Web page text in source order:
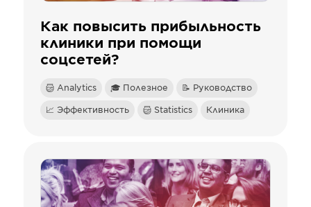
Как повысить прибыльность
клиники при помощи
соцсетей?
Analytics 🎓 Полезное 📝 Руководство
📈 Эффективность Statistics Клиника